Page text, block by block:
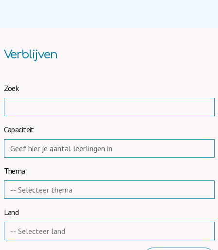
Verblijven
Zoek
Capaciteit
Thema
Land